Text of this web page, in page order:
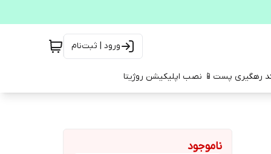
ورود | ثبت‌نام
رهگیری پست 📱 نصب اپلیکیشن روژیتا
ناموجود